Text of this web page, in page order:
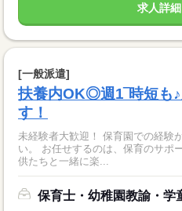
求人詳
[一般派遣]
扶養内OK◎週1‾時短も
す！
未経験者大歓迎！ 保育園での経験
い。 お任せするのは、保育のサポート業務。 クラス担当はなく、子
供たちと一緒に楽...
保育士・幼稚園教諭・学